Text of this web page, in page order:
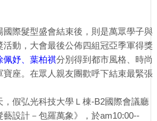
國際髮型盛會結束後，則是萬眾學子與
動，大會最後公佈四組冠亞季軍得獎
佩妤、葉柏祺分別得到都市風格、時尚
座。在眾人親友團歡呼下結束最緊張
假弘光科技大學Ｌ棟-B2國際會議廳
設計－包羅萬象》，於am10:00--